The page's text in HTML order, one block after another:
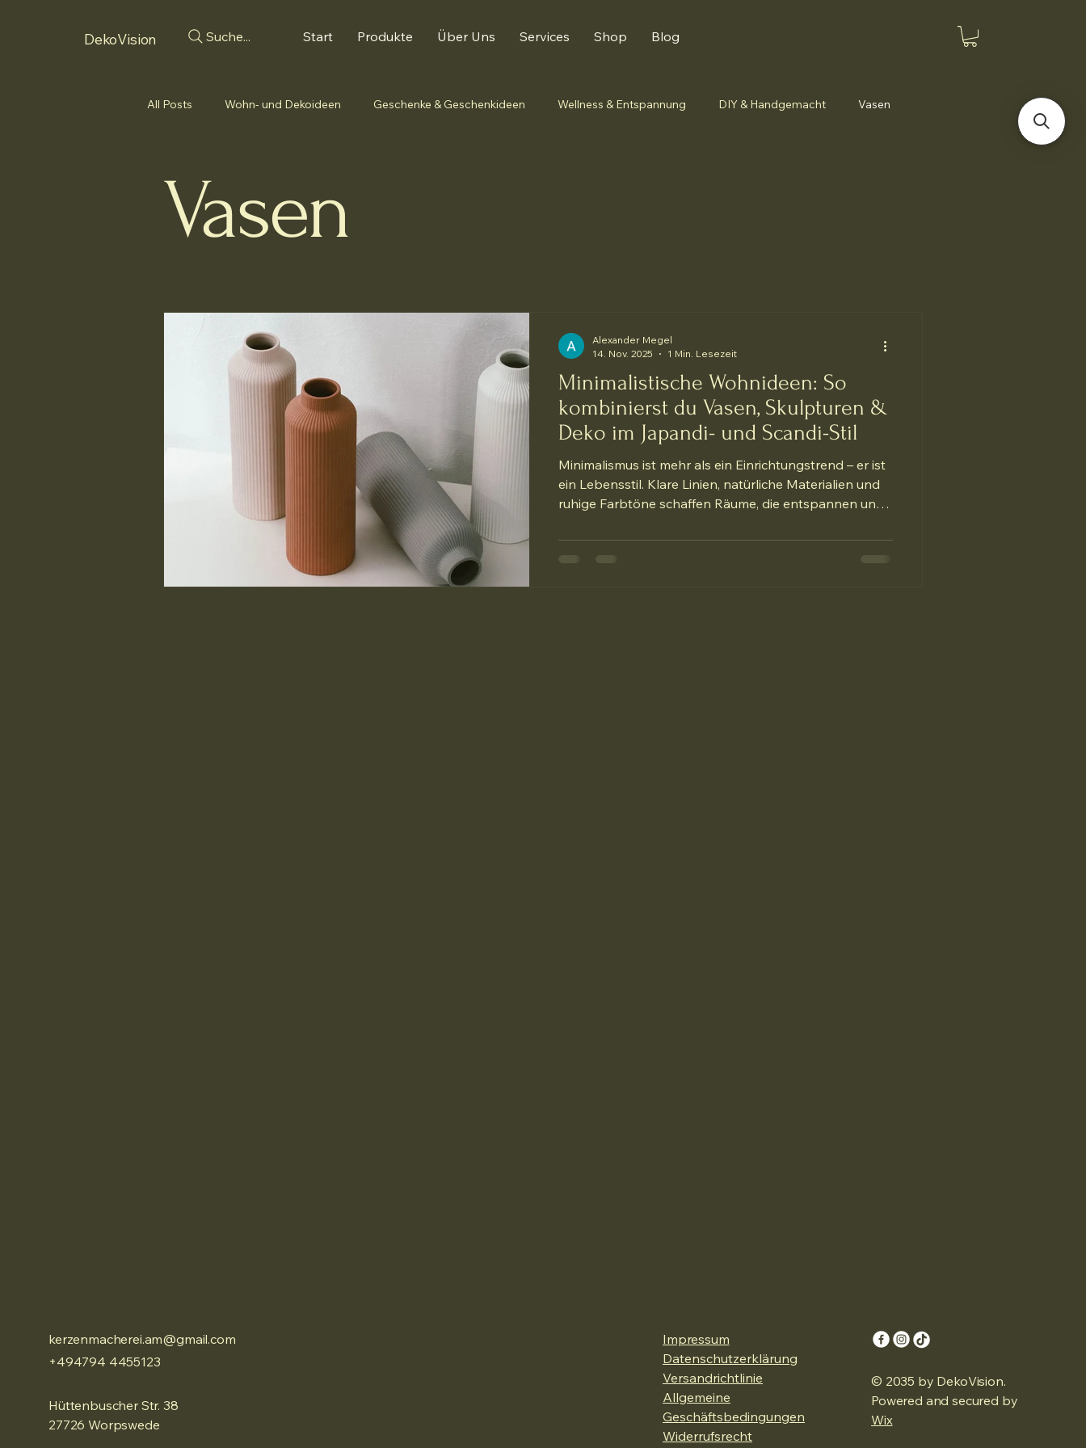
DekoVision Suche... Start Produkte Über Uns Services Shop Blog
All Posts Wohn- und Dekoideen Geschenke & Geschenkideen Wellness & Entspannung DIY & Handgemacht Vasen
Vasen
Minimalistische Wohnideen: So
kombinierst du Vasen, Skulpturen &
Deko im Japandi- und Scandi-Stil
Minimalismus ist mehr als ein Einrichtungstrend – er ist
ein Lebensstil. Klare Linien, natürliche Materialien und
ruhige Farbtöne schaffen Räume, die entspannen und
wie du mit Vasen, Skulpturen und dekorativen
Alexander Megel
14. Nov. 2025
1 Min. Lesezeit
kerzenmacherei.am@gmail.com
+494794 4455123
Hüttenbuscher Str. 38
27726 Worpswede
Impressum
Datenschutzerklärung
Versandrichtlinie
Allgemeine
Geschäftsbedingungen
Widerrufsrecht
© 2035 by DekoVision.
Powered and secured by
Wix